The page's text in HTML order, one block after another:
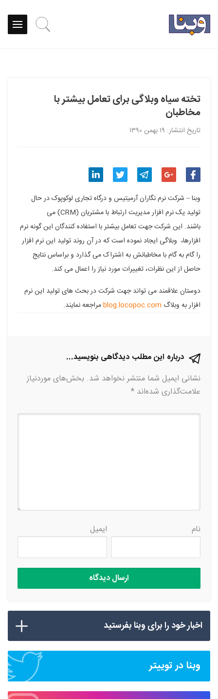
تخته سیاه وبلاگی برای تعامل بیشتر با
مخاطبان
تاریخ انتشار: ۱۹ بهمن ۱۳۹۰
گذاری
در
فیسبوک
اشتراک
گذاری
در
گوگل
پلاس
گذاری
در
تلگرام
گذاری
در
توییتر
اشتراک
گذاری
در
لینکدین
وبنا – شرکت نرم نگاران آرمیتیس و درگاه تجاری لوکوپوک در حال
تولید یک نرم افزار مدیریت ارتباط با مشتریان (CRM) می
باشند. این شرکت جهت تعامل بیشتر با استفاده کنندگان این گونه نرم
افزارها، وبلاگی ایجاد نموده است که در آن روند تولید این نرم افزار
را گام به گام با مخاطبانش به اشتراک می گذارد و براساس نتایج
حاصل از این نظرات، تغییرات مورد نیاز را اعمال می کند.
دوستان علاقمند می تواند جهت شرکت در بحث های تولید این نرم
افزار به وبلاگ blog.locopoc.comمراجعه نمایند.
درباره این مطلب دیدگاهی بنویسید...
نشانی ایمیل شما منتشر نخواهد شد. بخش‌های موردنیاز
علامت‌گذاری شده‌اند *
نام ایمیل
اخبار خود را برای وبنا بفرستید
وبنا در توییتر